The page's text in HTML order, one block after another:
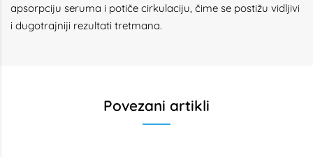
apsorpciju seruma i potiče cirkulaciju, čime se postižu vidljivi
i dugotrajniji rezultati tretmana.
Povezani artikli